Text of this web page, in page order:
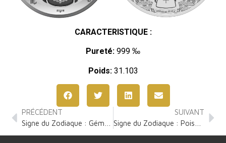
CARACTERISTIQUE :
Pureté: 999 ‰
Poids:31.103
PRÉCÉDENT
SUIVANT